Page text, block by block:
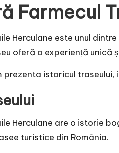
Farmecul
Herculane este unul
oferă o experiență unică
prezenta istoricul
Herculane are o istorie
turistice din România.